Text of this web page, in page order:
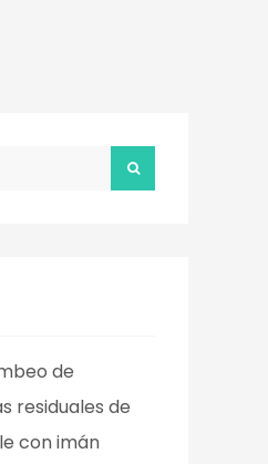
de
residuales de
con imán